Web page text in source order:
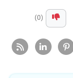
(0)